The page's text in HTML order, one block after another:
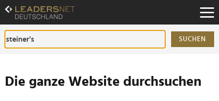
Zum
Inhalt
Zur
Fußzeilen-
Navigation
SUCHEN
Die ganze Website durchsuchen